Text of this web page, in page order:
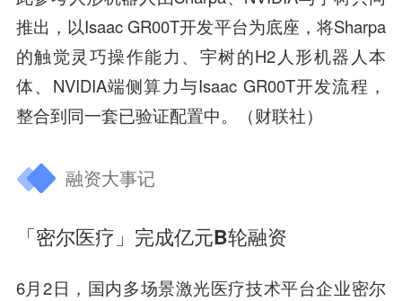
推出，以Isaac GR00T开发平台为底座，将Sharpa
的触觉灵巧操作能力、宇树的H2人形机器人本
体、NVIDIA端侧算力与Isaac GR00T开发流程，
整合到同一套已验证配置中。（财联社）
融资大事记
「密尔医疗」完成亿元B轮融资
6月2日，国内多场景激光医疗技术平台企业密尔